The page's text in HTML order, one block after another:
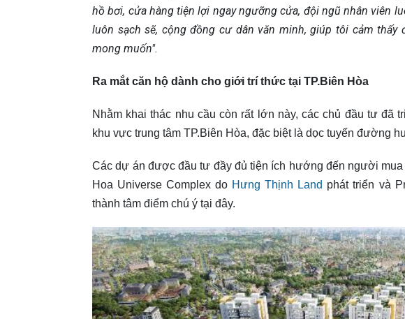
hồ bơi, cửa hàng tiện lợi ngay ngưỡng cửa, đội ngũ nhân viên
luôn sạch sẽ, cộng đồng cư dân văn minh, giúp tôi cảm
mong muốn".
Ra mắt căn hộ dành cho giới trí thức tại TP.Biên Hòa
Nhằm khai thác nhu cầu còn rất lớn này, các chủ đầu tư đã
khu vực trung tâm TP.Biên Hòa, đặc biệt là dọc tuyến đường
Các dự án được đầu tư đầy đủ tiện ích hướng đến người
Hoa Universe Complex do Hưng Thịnh Land phát triển và
thành tâm điểm chú ý tại đây.